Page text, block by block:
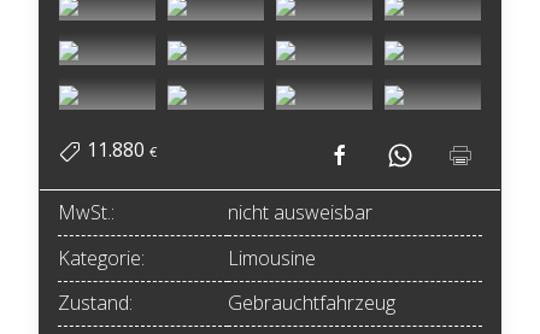
11.880 €
MwSt.:
nicht ausweisbar
Kategorie:
Limousine
Zustand:
Gebrauchtfahrzeug